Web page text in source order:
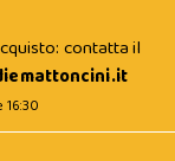
contatta il